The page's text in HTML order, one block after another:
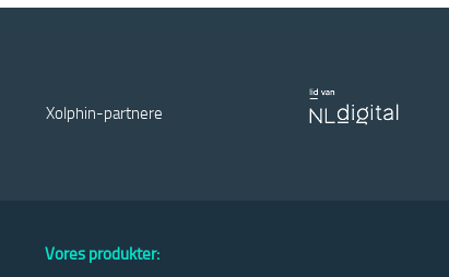
Xolphin-partnere
Vores produkter: